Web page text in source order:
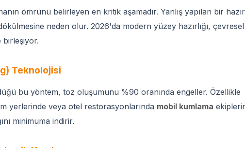
ömrünü belirleyen en kritik aşamadır. Yanlış yapılan bir
neden olur. 2026'da modern yüzey hazırlığı, çevresel
birleşiyor.
Teknolojisi
bu yöntem, toz oluşumunu %90 oranında engeller. Özellikle
yerlerinde veya otel restorasyonlarında mobil kumlama
minimuma indirir.